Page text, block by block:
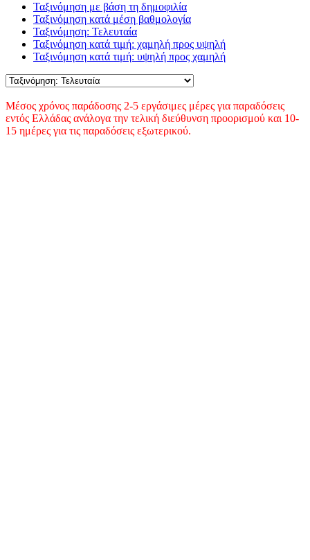
Ταξινόμηση με βάση τη δημοφιλία
Ταξινόμηση κατά μέση βαθμολογία
Ταξινόμηση: Τελευταία
Ταξινόμηση κατά τιμή: χαμηλή προς υψηλή
Ταξινόμηση κατά τιμή: υψηλή προς χαμηλή
Μέσος χρόνος παράδοσης 2-5 εργάσιμες μέρες για παραδόσεις
εντός Ελλάδας ανάλογα την τελική διεύθυνση προορισμού και 10-
15 ημέρες για τις παραδόσεις εξωτερικού.